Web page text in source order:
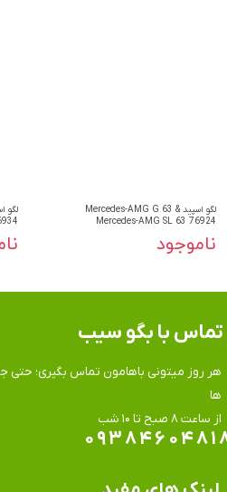
لگو اسپید Mercedes-AMG G 63 &
Mercedes-AMG SL 63 76924
ناموجود
هر روز میتونی باهامون تماس بگیری؛ حتی
ها
​​​​​​​از ساعت ۸ صبح تا ۱۰ شب
تماس​​​​​​​ با بگو سیب